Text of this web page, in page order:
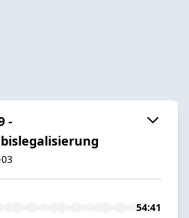
-
54:41